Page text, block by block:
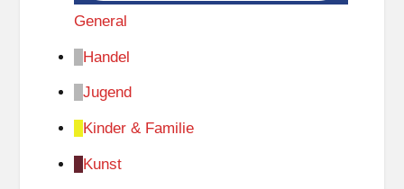
General
Handel
Jugend
Kinder & Familie
Kunst